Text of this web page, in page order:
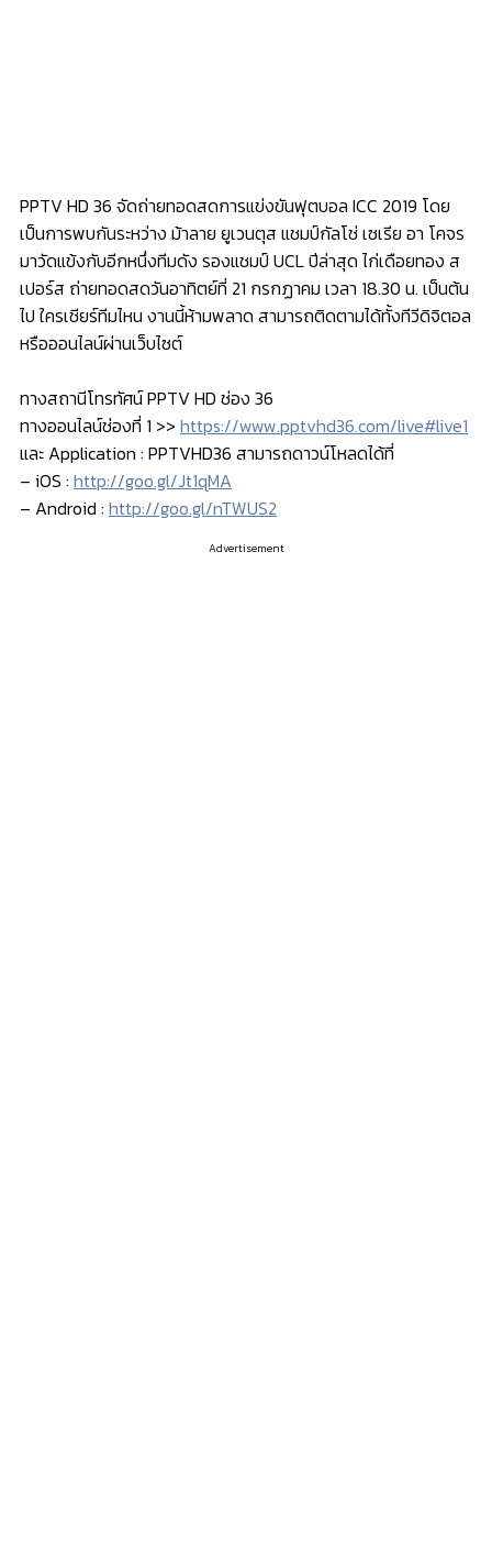
PPTV HD 36 จัดถ่ายทอดสดการแข่งขันฟุตบอล ICC 2019 โดย
เป็นการพบกันระหว่าง ม้าลาย ยูเวนตุส แชมป์กัลโช่ เซเรีย อา โคจร
มาวัดแข้งกับอีกหนึ่งทีมดัง รองแชมป์ UCL ปีล่าสุด ไก่เดือยทอง ส
เปอร์ส ถ่ายทอดสดวันอาทิตย์ที่ 21 กรกฏาคม เวลา 18.30 น. เป็นต้น
ไป ใครเชียร์ทีมไหน งานนี้ห้ามพลาด สามารถติดตามได้ทั้งทีวีดิจิตอล
หรือออนไลน์ผ่านเว็บไซต์
ทางสถานีโทรทัศน์ PPTV HD ช่อง 36
ทางออนไลน์ช่องที่ 1 >> https://www.pptvhd36.com/live#live1
และ Application : PPTVHD36 สามารถดาวน์โหลดได้ที่
– iOS : http://goo.gl/Jt1qMA
– Android : http://goo.gl/nTWUS2
Advertisement